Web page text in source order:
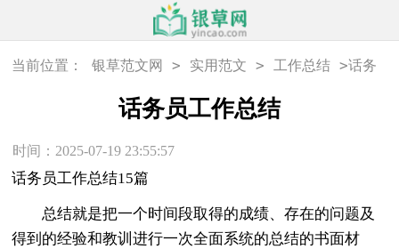
当前位置： 银草范文网 > 实用范文 > 工作总结 >话务
话务员工作总结
时间：2025-07-19 23:55:57
话务员工作总结15篇
总结就是把一个时间段取得的成绩、存在的问题及
得到的经验和教训进行一次全面系统的总结的书面材